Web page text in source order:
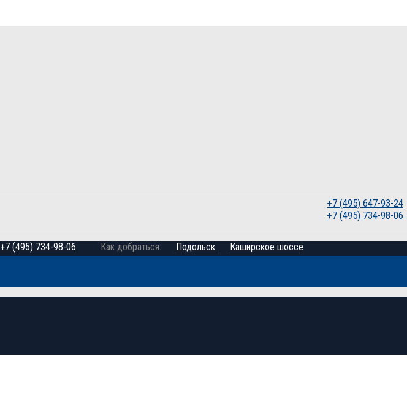
+7 (495) 647-93-24
+7 (495) 734-98-06
+7 (495) 734-98-06 Как добраться: Подольск Каширское шоссе